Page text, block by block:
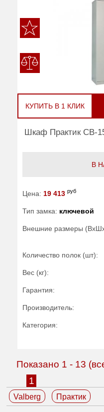
КУПИТЬ В 1 КЛИК
Шкаф Практик CB-
В
Цена: 19 413 руб
Тип замка: ключевой
Внешние размеры
Количество полок (шт):
Вес (кг):
Гарантия:
Производитель:
Категория:
Показано 1 - 13
1
Valberg Практик